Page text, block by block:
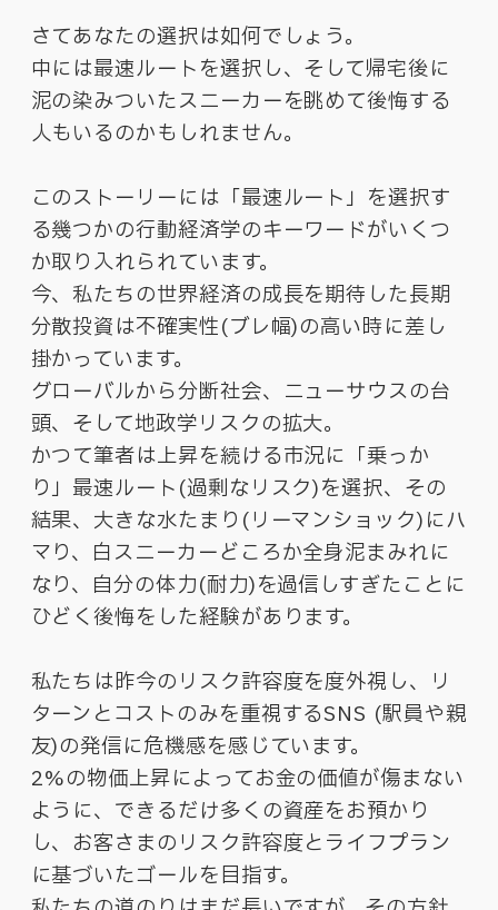
さてあなたの選択は如何でしょう。
中には最速ルートを選択し、そして帰宅後に
泥の染みついたスニーカーを眺めて後悔する
人もいるのかもしれません。
このストーリーには「最速ルート」を選択す
る幾つかの行動経済学のキーワードがいくつ
か取り入れられています。
今、私たちの世界経済の成長を期待した長期
分散投資は不確実性(ブレ幅)の高い時に差し
掛かっています。
グローバルから分断社会、ニューサウスの台
頭、そして地政学リスクの拡大。
かつて筆者は上昇を続ける市況に「乗っか
り」最速ルート(過剰なリスク)を選択、その
結果、大きな水たまり(リーマンショック)にハ
マり、白スニーカーどころか全身泥まみれに
なり、自分の体力(耐力)を過信しすぎたことに
ひどく後悔をした経験があります。
私たちは昨今のリスク許容度を度外視し、リ
ターンとコストのみを重視するSNS (駅員や親
友)の発信に危機感を感じています。
2%の物価上昇によってお金の価値が傷まない
ように、できるだけ多くの資産をお預かり
し、お客さまのリスク許容度とライフプラン
に基づいたゴールを目指す。